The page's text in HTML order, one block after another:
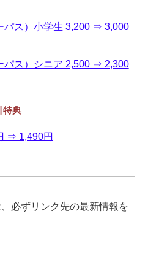
パス）小学生 3,200 ⇒ 3,000
パス）シニア 2,500 ⇒ 2,300
特典
⇒ 1,490円
必ずリンク先の最新情報を